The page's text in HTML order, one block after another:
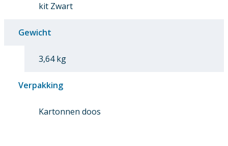
kit Zwart
Gewicht
3,64 kg
Verpakking
Kartonnen doos